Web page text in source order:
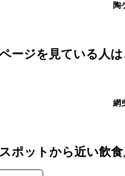
陶
ージを見ている人は
網
ポットから近い飲